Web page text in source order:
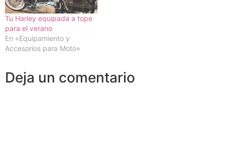
Tu Harley equipada a tope
para el verano
En «Equipamiento y
Accesorios para Moto»
Deja un comentario